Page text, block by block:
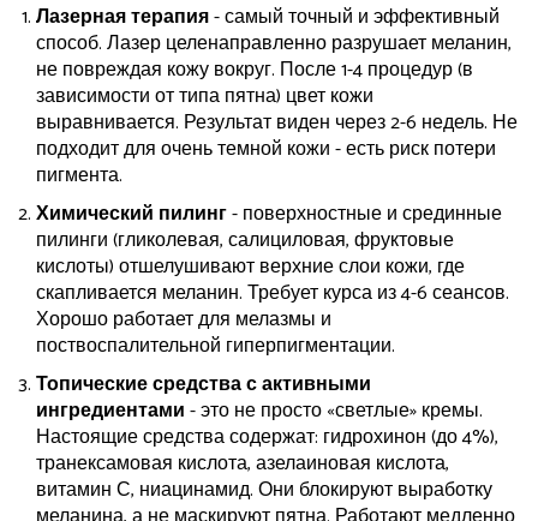
Лазерная терапия- самый точный и эффективный
способ. Лазер целенаправленно разрушает меланин,
не повреждая кожу вокруг. После 1-4 процедур (в
зависимости от типа пятна) цвет кожи
выравнивается. Результат виден через 2-6 недель. Не
подходит для очень темной кожи - есть риск потери
пигмента.
Химический пилинг- поверхностные и срединные
пилинги (гликолевая, салициловая, фруктовые
кислоты) отшелушивают верхние слои кожи, где
скапливается меланин. Требует курса из 4-6 сеансов.
Хорошо работает для мелазмы и
поствоспалительной гиперпигментации.
Топические средства с активными
ингредиентами- это не просто «светлые» кремы.
Настоящие средства содержат: гидрохинон (до 4%),
транексамовая кислота, азелаиновая кислота,
витамин С, ниацинамид. Они блокируют выработку